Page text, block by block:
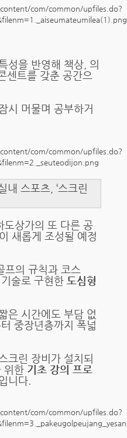
성을 반영해 책상, 의
센트를 갖춘 공간으
시 머물며 공부하거
스포츠, ‘스크린
도상가의 또 다른 공
새롭게 조성될 예정
프의 규칙과 코스
술로 구현한 도심형
은 시간에도 부담 없
중장년층까지 폭넓
크린 장비가 설치되
위한 기초 강의 프로
니다.